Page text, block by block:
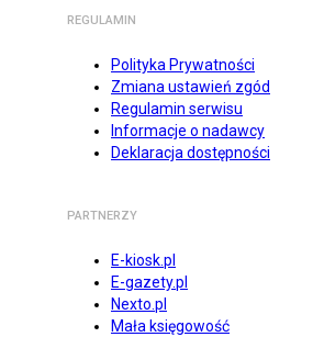
REGULAMIN
Polityka Prywatności
Zmiana ustawień zgód
Regulamin serwisu
Informacje o nadawcy
Deklaracja dostępności
PARTNERZY
E-kiosk.pl
E-gazety.pl
Nexto.pl
Mała księgowość